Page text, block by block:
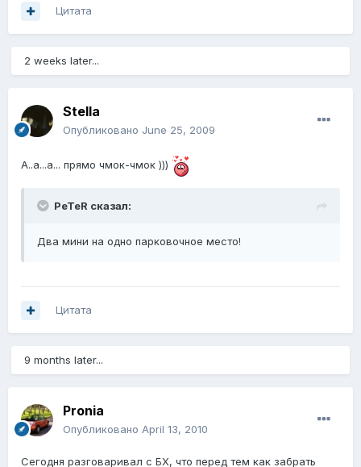
Цитата
2 weeks later...
Stella
Опубликовано June 25, 2009
А..а...а... прямо чмок-чмок )))
PeTeR сказал:
Два мини на одно парковочное место!
Цитата
9 months later...
Pronia
Опубликовано April 13, 2010
Сегодня разговаривал с БХ, что перед тем как забрать